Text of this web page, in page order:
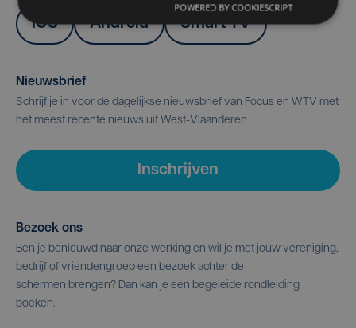
IOS Android Smart TV
Nieuwsbrief
Schrijf je in voor de dagelijkse nieuwsbrief van Focus en WTV met
het meest recente nieuws uit West-Vlaanderen.
Inschrijven
Bezoek ons
Ben je benieuwd naar onze werking en wil je met jouw vereniging,
bedrijf of vriendengroep een bezoek achter de
schermen brengen? Dan kan je een begeleide rondleiding
boeken.
POWERED BY COOKIESCRIPT